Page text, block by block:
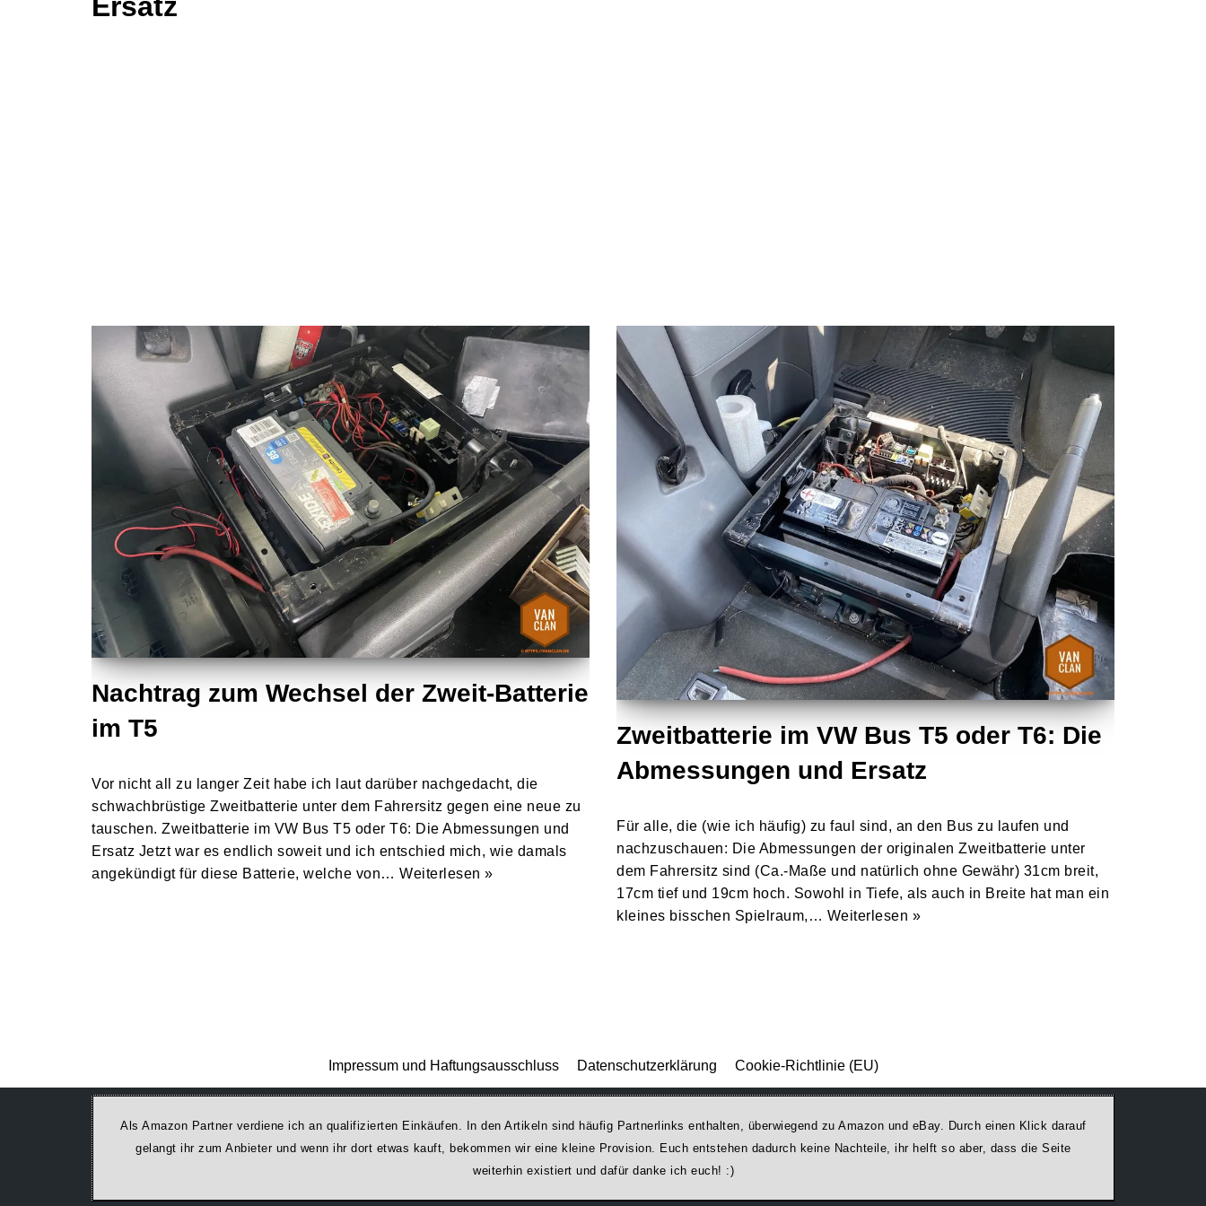
Ersatz
Nachtrag zum Wechsel der Zweit-Batterie
im T5
Vor nicht all zu langer Zeit habe ich laut darüber nachgedacht, die
schwachbrüstige Zweitbatterie unter dem Fahrersitz gegen eine neue zu
tauschen. Zweitbatterie im VW Bus T5 oder T6: Die Abmessungen und
Ersatz Jetzt war es endlich soweit und ich entschied mich, wie damals
angekündigt für diese Batterie, welche von… Weiterlesen »
Zweitbatterie im VW Bus T5 oder T6: Die
Abmessungen und Ersatz
Für alle, die (wie ich häufig) zu faul sind, an den Bus zu laufen und
nachzuschauen: Die Abmessungen der originalen Zweitbatterie unter
dem Fahrersitz sind (Ca.-Maße und natürlich ohne Gewähr) 31cm breit,
17cm tief und 19cm hoch. Sowohl in Tiefe, als auch in Breite hat man ein
kleines bisschen Spielraum,… Weiterlesen »
Impressum und Haftungsausschluss Datenschutzerklärung Cookie-Richtlinie (EU)
Als Amazon Partner verdiene ich an qualifizierten Einkäufen. In den Artikeln sind häufig Partnerlinks enthalten, überwiegend zu Amazon und eBay. Durch einen Klick darauf
ge­lan­gt ihr zum Anbieter und wenn ihr dort etwas kauft, bekommen wir ei­ne kleine Provision. Euch entstehen dadurch keine Nachteile, ihr helft so aber, dass die Seite
weiterhin existiert und dafür danke ich euch! :)